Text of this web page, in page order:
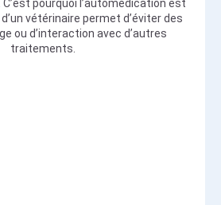
pourquoi l’automédication est
d’un vétérinaire permet d’éviter des
ou d’interaction avec d’autres
traitements.